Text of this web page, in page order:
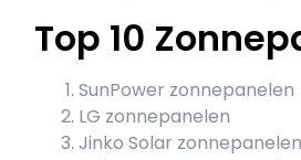
Top 10
SunPower zonnepanelen
LG zonnepanelen
Jinko Solar zonnepanelen